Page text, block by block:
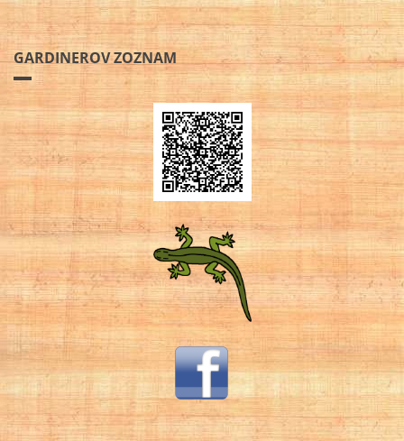
GARDINEROV ZOZNAM